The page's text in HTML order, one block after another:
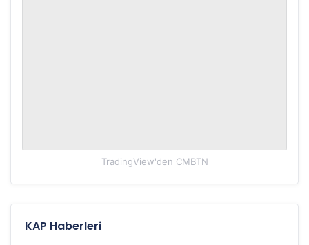
TradingView'den CMBTN
KAP Haberleri